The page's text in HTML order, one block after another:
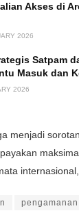
Akses di
2026
Satpam
Masuk dan
2026
menjadi